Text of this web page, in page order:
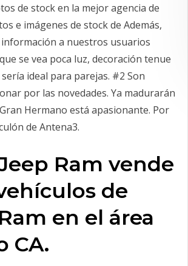
de stock en la mejor agencia de
e imágenes de stock de Además,
a nuestros usuarios
se vea poca luz, decoración tenue
ideal para parejas. #2 Son
por las novedades. Ya madurarán
Hermano está apasionante. Por
de Antena3.
Ram vende
de
en el área
CA.